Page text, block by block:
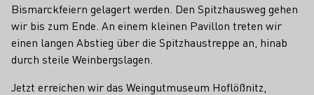
Bismarckfeiern gelagert werden. Den Spitzhausweg gehen
wir bis zum Ende. An einem kleinen Pavillon treten wir
einen langen Abstieg über die Spitzhaustreppe an, hinab
durch steile Weinbergslagen.
Jetzt erreichen wir das Weingutmuseum Hoflößnitz,